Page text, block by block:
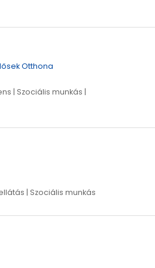
Otthona
| Szociális munkás |
| Szociális munkás